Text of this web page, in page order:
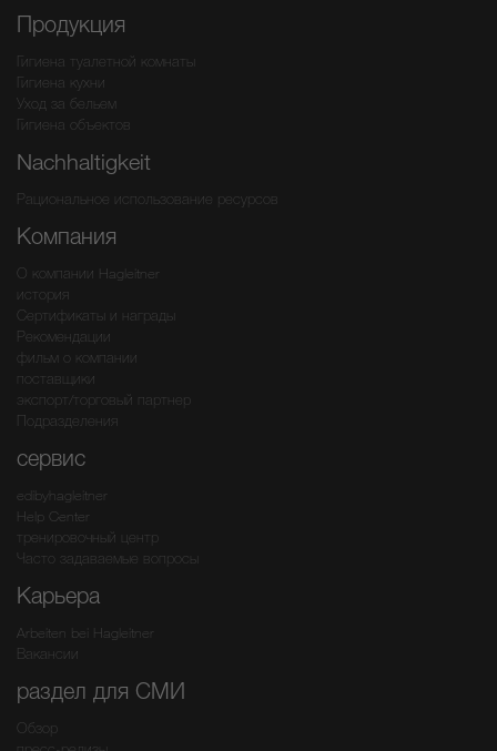
Продукция
Гигиена туалетной комнаты
Гигиена кухни
Уход за бельем
Гигиена объектов
Nachhaltigkeit
Рациональное использование ресурсов
Компания
О компании Hagleitner
история
Сертификаты и награды
Рекомендации
фильм о компании
поставщики
экспорт/торговый партнер
Подразделения
сервис
edibyhagleitner
Help Center
тренировочный центр
Часто задаваемые вопросы
Карьера
Arbeiten bei Hagleitner
Вакансии
раздел для СМИ
Обзор